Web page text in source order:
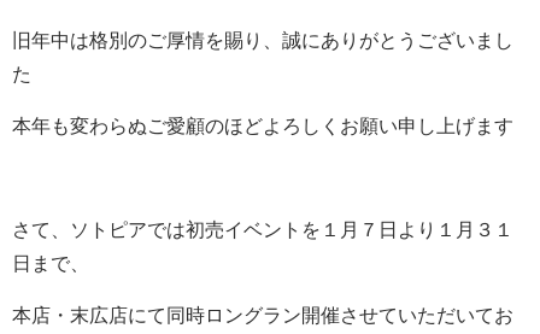
旧年中は格別のご厚情を賜り、誠にありがとうございまし
た
本年も変わらぬご愛顧のほどよろしくお願い申し上げます
さて、ソトピアでは初売イベントを１月７日より１月３１
日まで、
本店・末広店にて同時ロングラン開催させていただいてお